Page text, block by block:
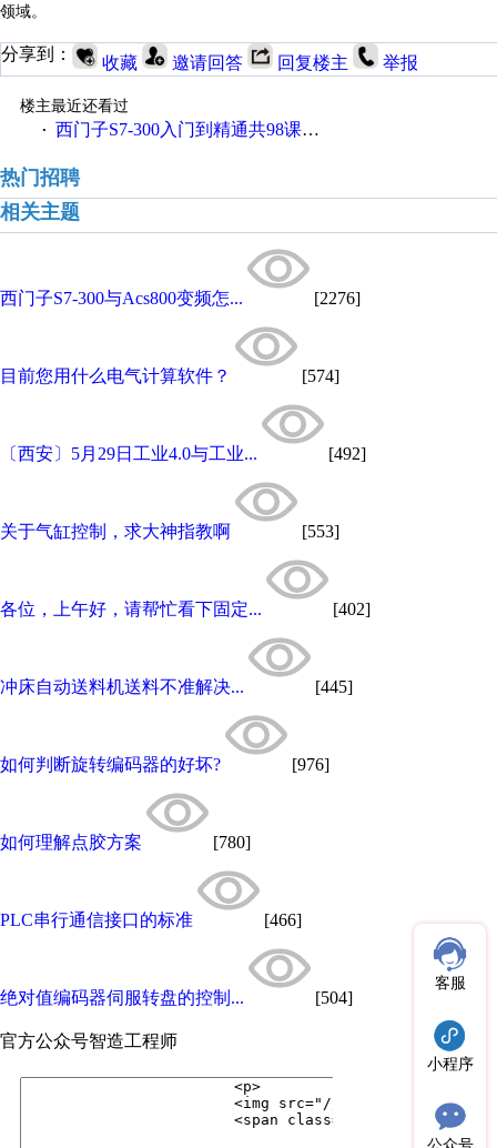
领域。
分享到： 收藏 邀请回答 回复楼主 举报
楼主最近还看过
· 西门子S7-300入门到精通共98课视频教程
热门招聘
相关主题
西门子S7-300与Acs800变频怎... [2276]
目前您用什么电气计算软件？ [574]
〔西安〕5月29日工业4.0与工业... [492]
关于气缸控制，求大神指教啊 [553]
各位，上午好，请帮忙看下固定... [402]
冲床自动送料机送料不准解决... [445]
如何判断旋转编码器的好坏? [976]
如何理解点胶方案 [780]
PLC串行通信接口的标准 [466]
绝对值编码器伺服转盘的控制... [504]
官方公众号智造工程师
客服
小程序